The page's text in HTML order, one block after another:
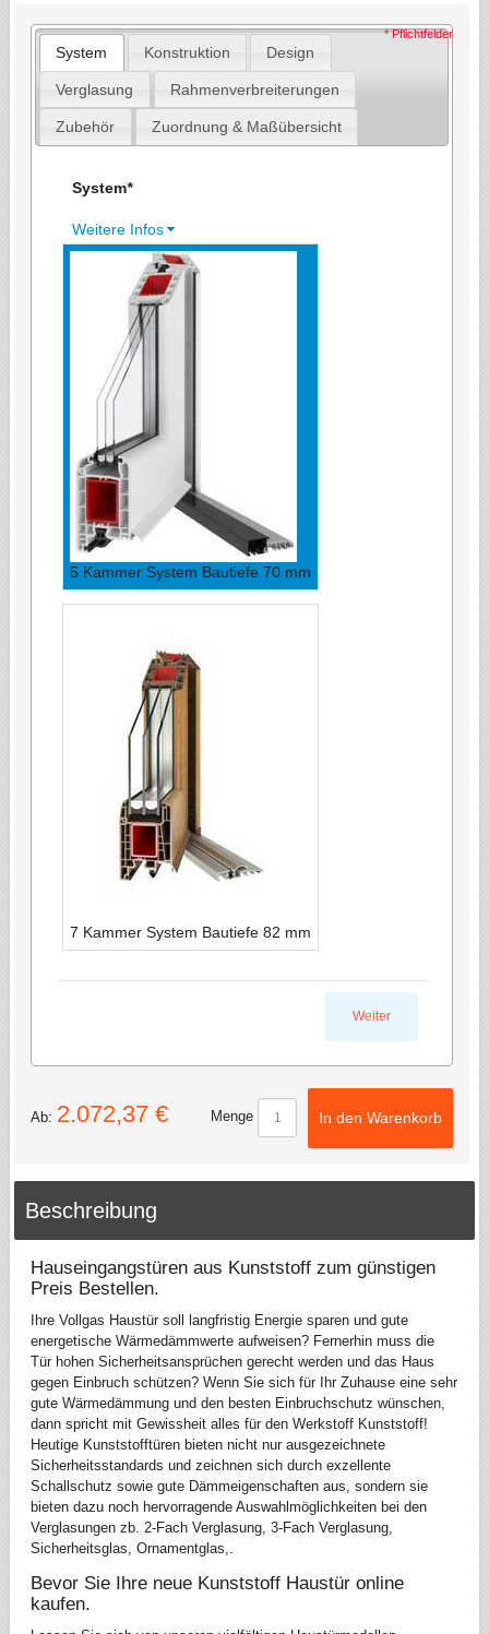
System Konstruktion Design
Verglasung Rahmenverbreiterungen
Zubehör Zuordnung & Maßübersicht
System*
Weitere Infos
5 Kammer System Bautiefe 70 mm
7 Kammer System Bautiefe 82 mm
Weiter
* Pflichtfelder
Ab: 2.072,37 € Menge In den Warenkorb
Beschreibung
Hauseingangstüren aus Kunststoff zum günstigen
Preis Bestellen.
Ihre Vollgas Haustür soll langfristig Energie sparen und gute
energetische Wärmedämmwerte aufweisen? Fernerhin muss die
Tür hohen Sicherheitsansprüchen gerecht werden und das Haus
gegen Einbruch schützen? Wenn Sie sich für Ihr Zuhause eine sehr
gute Wärmedämmung und den besten Einbruchschutz wünschen,
dann spricht mit Gewissheit alles für den Werkstoff Kunststoff!
Heutige Kunststofftüren bieten nicht nur ausgezeichnete
Sicherheitsstandards und zeichnen sich durch exzellente
Schallschutz sowie gute Dämmeigenschaften aus, sondern sie
bieten dazu noch hervorragende Auswahlmöglichkeiten bei den
Verglasungen zb. 2-Fach Verglasung, 3-Fach Verglasung,
Sicherheitsglas, Ornamentglas,.
Bevor Sie Ihre neue Kunststoff Haustür online
kaufen.